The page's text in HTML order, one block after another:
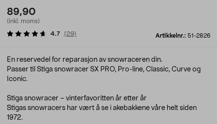
89,90
(inkl. moms)
Artikkelnr.: 51-2826
4.7 ( 29)
En reservedel for reparasjon av snowraceren din.
Passer til Stiga snowracer SX PRO, Pro-line, Classic, Curve og
Iconic.
Stiga snowracer – vinterfavoritten år etter år
Stigas snowracers har vært å se i akebakkene våre helt siden
1972.